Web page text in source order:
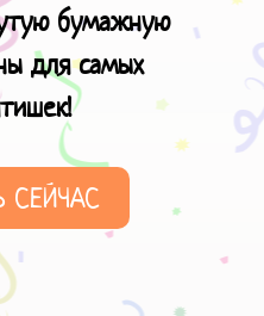
бумажную
для самых
СЕЙЧАС